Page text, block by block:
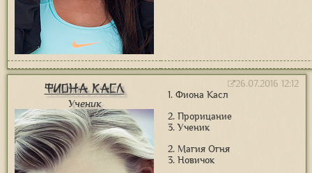
Фиона Касл
Ученик
26.07.2016 12:12
1. Фиона Касл
2. Прорицание
3. Ученик
2. Магия Огня
3. Новичок